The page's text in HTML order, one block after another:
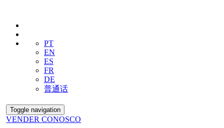
PT
EN
ES
FR
DE
普通话
Toggle navigation
VENDER CONOSCO